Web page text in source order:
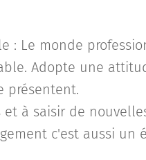
: Le monde
Adopte une
présentent.
à saisir de
c'est aussi un